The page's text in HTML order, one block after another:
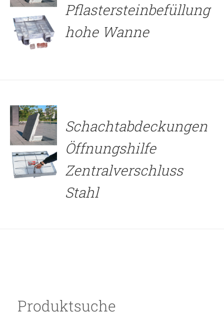
Pflastersteinbefüllung
hohe Wanne
Schachtabdeckungen
Öffnungshilfe
Zentralverschluss
Stahl
Produktsuche